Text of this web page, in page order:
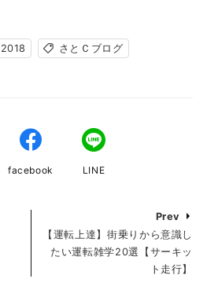
さとＣブログ
facebook LINE
Prev
【運転上達】街乗りから意識し
たい運転雑学20選【サーキッ
ト走行】